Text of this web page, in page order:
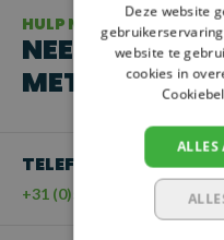
HULP NODIG?
NEEM
MET ONZE
TELEFOON
+31 (0)55 - 203 21 43
Deze website
website te
cookies in
ALLES